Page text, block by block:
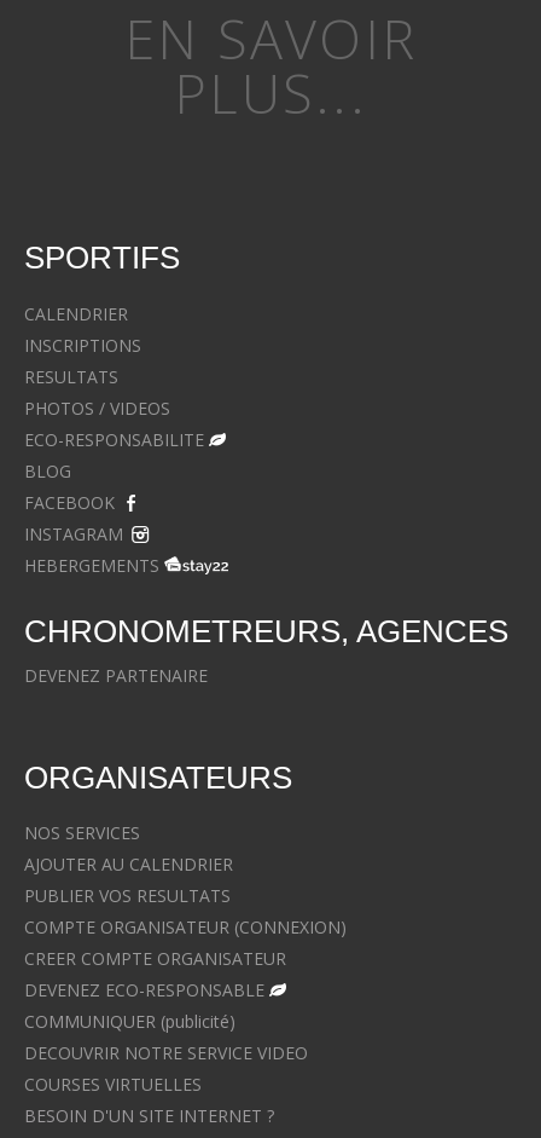
EN SAVOIR
PLUS...
SPORTIFS
CALENDRIER
INSCRIPTIONS
RESULTATS
PHOTOS / VIDEOS
ECO-RESPONSABILITE
BLOG
FACEBOOK
INSTAGRAM
HEBERGEMENTS
CHRONOMETREURS, AGENCES
DEVENEZ PARTENAIRE
ORGANISATEURS
NOS SERVICES
AJOUTER AU CALENDRIER
PUBLIER VOS RESULTATS
COMPTE ORGANISATEUR (CONNEXION)
CREER COMPTE ORGANISATEUR
DEVENEZ ECO-RESPONSABLE
COMMUNIQUER (publicité)
DECOUVRIR NOTRE SERVICE VIDEO
COURSES VIRTUELLES
BESOIN D'UN SITE INTERNET ?